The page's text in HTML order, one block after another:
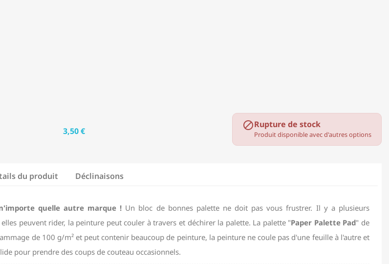
3,50 € Rupture de stock
Produit disponible avec d'autres options
du produit Déclinaisons
quelle autre marque ! Un bloc de bonnes palette ne doit pas vous frustrer. Il y a plusieurs
peuvent rider, la peinture peut couler à travers et déchirer la palette. La palette "Paper Palette Pad" de
de 100 g/m² et peut contenir beaucoup de peinture, la peinture ne coule pas d'une feuille à l'autre et
pour prendre des coups de couteau occasionnels.